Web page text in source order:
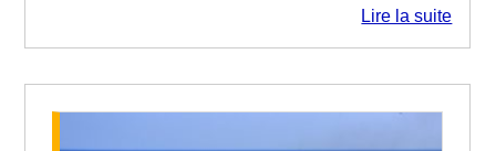
Lire la suite